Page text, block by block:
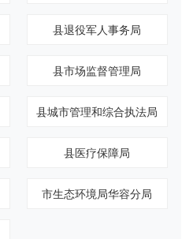
县退役军人事务局
县市场监督管理局
县城市管理和综合执法局
县医疗保障局
市生态环境局华容分局